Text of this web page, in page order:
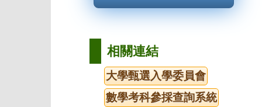
相關連結
大學甄選入學委員會
數學考科參採查詢系統